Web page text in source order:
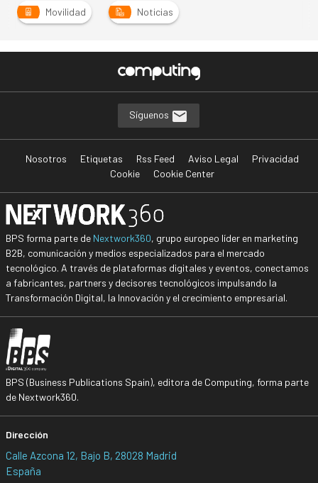
Movilidad Noticias
Síguenos
Nosotros Etiquetas Rss Feed Aviso Legal
Privacidad
Cookie
Cookie Center
BPS forma parte de Nextwork360, grupo europeo líder en marketing
B2B, comunicación y medios especializados para el mercado
tecnológico. A través de plataformas digitales y eventos, conectamos
a fabricantes, partners y decisores tecnológicos impulsando la
Transformación Digital, la Innovación y el crecimiento empresarial.
BPS (Business Publications Spain), editora de Computing, forma parte
de Nextwork360.
Dirección
Calle Azcona 12, Bajo B, 28028 Madrid
España